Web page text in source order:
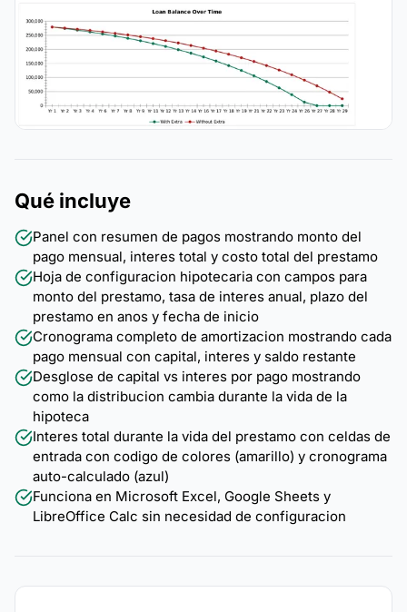
Qué incluye
Panel con resumen de pagos mostrando monto del
pago mensual, interes total y costo total del prestamo
Hoja de configuracion hipotecaria con campos para
monto del prestamo, tasa de interes anual, plazo del
prestamo en anos y fecha de inicio
Cronograma completo de amortizacion mostrando cada
pago mensual con capital, interes y saldo restante
Desglose de capital vs interes por pago mostrando
como la distribucion cambia durante la vida de la
hipoteca
Interes total durante la vida del prestamo con celdas de
entrada con codigo de colores (amarillo) y cronograma
auto-calculado (azul)
Funciona en Microsoft Excel, Google Sheets y
LibreOffice Calc sin necesidad de configuracion